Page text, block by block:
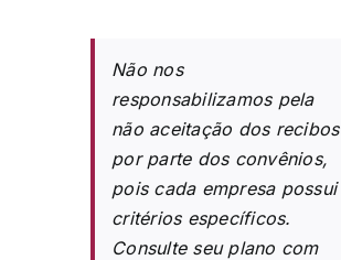
Não nos
responsabilizamos pela
não aceitação dos recibos
por parte dos convênios,
pois cada empresa possui
critérios específicos.
Consulte seu plano com